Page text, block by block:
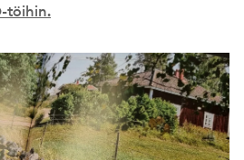
töihin.